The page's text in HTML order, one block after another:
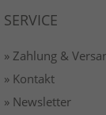
SERVICE
» Zahlung &
» Kontakt
» Newsletter